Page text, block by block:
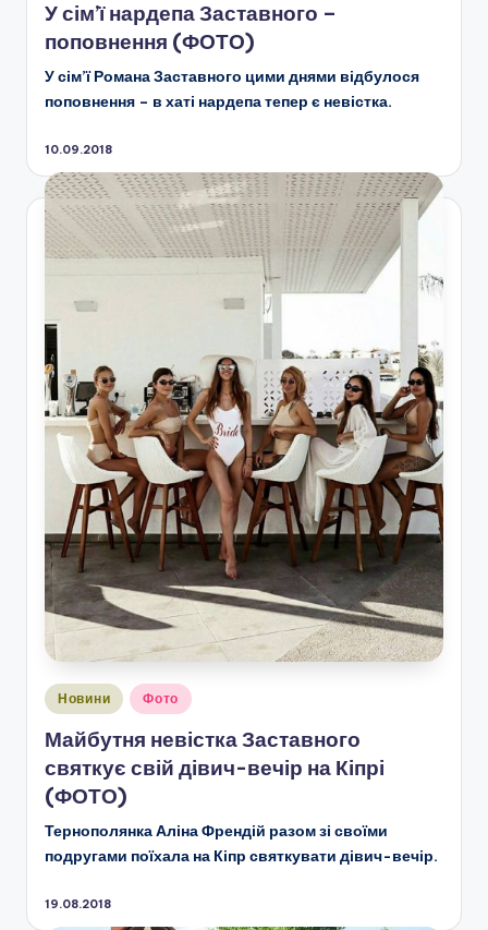
У сім’ї нардепа Заставного –
поповнення (ФОТО)
У сім’ї Романа Заставного цими днями відбулося
поповнення – в хаті нардепа тепер є невістка.
10.09.2018
Опубліковано
Новини Фото
Майбутня невістка Заставного
святкує свій дівич-вечір на Кіпрі
(ФОТО)
Тернополянка Аліна Френдій разом зі своїми
подругами поїхала на Кіпр святкувати дівич-вечір.
19.08.2018